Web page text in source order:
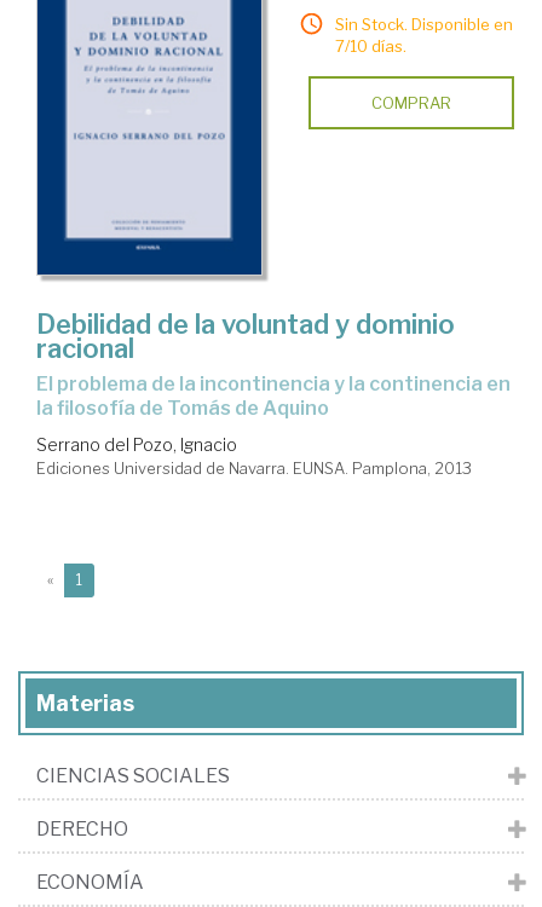
Sin Stock. Disponible en
7/10 días.
COMPRAR
Debilidad de la voluntad y dominio
racional
el problema de la incontinencia y la continencia en
la filosofía de Tomás de Aquino
Serrano del Pozo, Ignacio
Ediciones Universidad de Navarra. EUNSA. Pamplona, 2013
« 1
Materias
CIENCIAS SOCIALES
DERECHO
ECONOMÍA